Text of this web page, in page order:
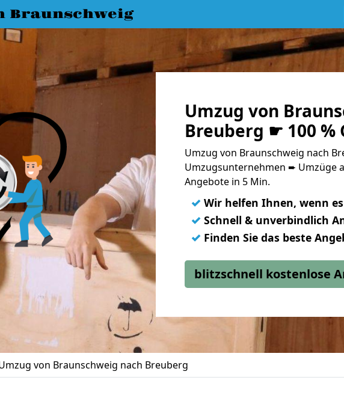
Braunschweig
Umzug von
Breuberg ☛ 100 %
Umzug von Braunschweig nach
Umzugsunternehmen ➨ Umzüge
Angebote in 5 Min.
✓ Wir helfen Ihnen, wenn
✓ Schnell & unverbindlich
✓ Finden Sie das beste
blitzschnell kostenlose
von Braunschweig nach Breuberg